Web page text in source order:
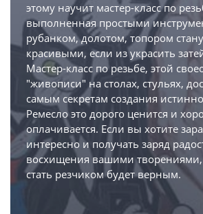
этому научит мастер-класс по
выполненная простыми
рубанком, долотом, топором
красивыми, если из украсить
Мастер-класс по резьбе, этой
"живописи" на столах, стульях,
самым секретам создания
Ремесло это дорого ценится и
оплачивается. Если вы хотите
интересно и получать заряд
восхищения вашими
стать резчиком будет верным.